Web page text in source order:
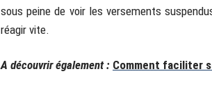
sous peine de voir les versements
réagir vite.
A découvrir également : Comment faciliter